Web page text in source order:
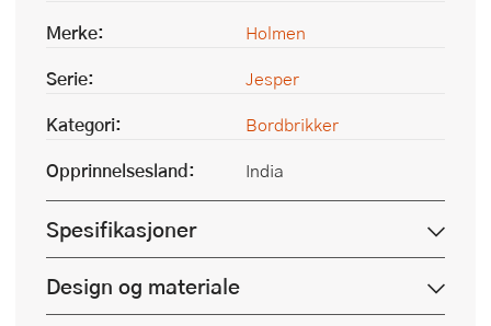
Merke:
Holmen
Serie:
Jesper
Kategori:
Bordbrikker
Opprinnelsesland:
India
Spesifikasjoner
Design og materiale